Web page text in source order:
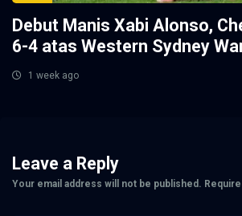
Debut Manis Xabi Alonso,
6-4 atas Western Sydney
1 week ago
Leave a Reply
Your email address will not be published.